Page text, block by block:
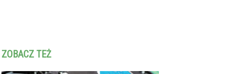
ZOBACZ TEŻ